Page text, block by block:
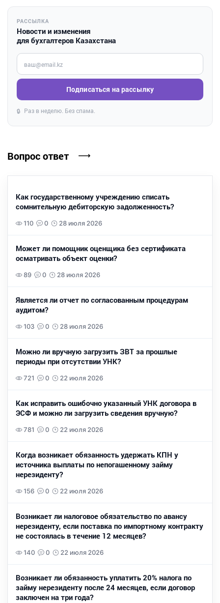
РАССЫЛКА
Новости и изменения
для бухгалтеров Казахстана
Введите ваш e-mail
Подписаться на рассылку
🔒 Раз в неделю. Без спама.
Вопрос ответ
Как государственному учреждению списать
сомнительную дебиторскую задолженность?
110 0 28 июля 2026
Может ли помощник оценщика без сертификата
осматривать объект оценки?
89 0 28 июля 2026
Является ли отчет по согласованным процедурам
аудитом?
103 0 28 июля 2026
Можно ли вручную загрузить ЗВТ за прошлые
периоды при отсутствии УНК?
721 0 22 июля 2026
Как исправить ошибочно указанный УНК договора в
ЭСФ и можно ли загрузить сведения вручную?
781 0 22 июля 2026
Когда возникает обязанность удержать КПН у
источника выплаты по непогашенному займу
нерезиденту?
156 0 22 июля 2026
Возникает ли налоговое обязательство по авансу
нерезиденту, если поставка по импортному контракту
не состоялась в течение 12 месяцев?
140 0 22 июля 2026
Возникает ли обязанность уплатить 20% налога по
займу нерезиденту после 24 месяцев, если договор
заключен на три года?